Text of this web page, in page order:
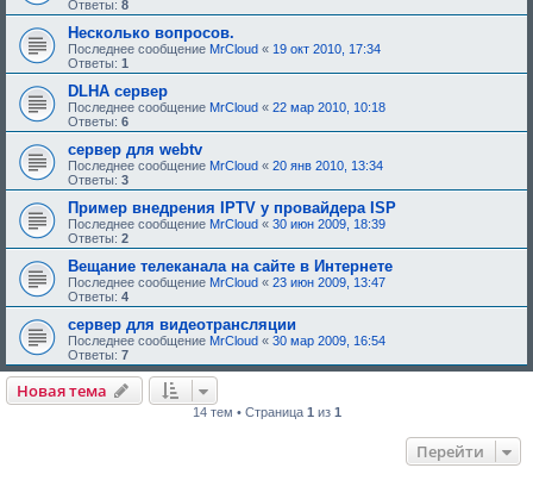
Ответы: 8
Несколько вопросов.
Последнее сообщение MrCloud « 19 окт 2010, 17:34
Ответы: 1
DLHA сервер
Последнее сообщение MrCloud « 22 мар 2010, 10:18
Ответы: 6
сервер для webtv
Последнее сообщение MrCloud « 20 янв 2010, 13:34
Ответы: 3
Пример внедрения IPTV у провайдера ISP
Последнее сообщение MrCloud « 30 июн 2009, 18:39
Ответы: 2
Вещание телеканала на сайте в Интернете
Последнее сообщение MrCloud « 23 июн 2009, 13:47
Ответы: 4
сервер для видеотрансляции
Последнее сообщение MrCloud « 30 мар 2009, 16:54
Ответы: 7
Новая тема
14 тем • Страница 1 из 1
Перейти